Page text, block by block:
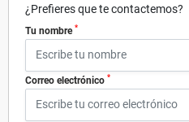
¿Prefieres que te contactemos?
Tu nombre *
Correo electrónico *